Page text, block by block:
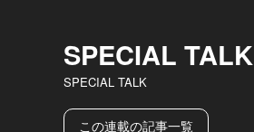
SPECIAL TALK
SPECIAL TALK
この連載の記事一覧